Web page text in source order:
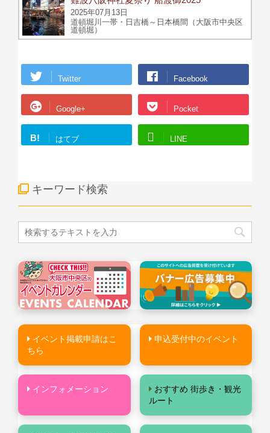
2025年07月13日
道頓堀川一帯・日吉橋～日本橋間（大阪市中央区
道頓堀）
Twitter Facebook
Google+ Pocket
B! はてブ LINE
キーワード検索
イベント掲載申請はこ
ちら
申込受付中のイベント
インフォメーション
おすすめ 街歩き・観光
ルート